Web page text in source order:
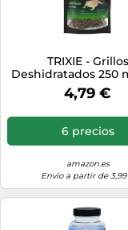
TRIXIE - Grillos
Deshidratados 250
para Reptiles,
Natural Rico en
para Lagartos,
Anfibios
4,79 €
6 precios
amazon.es
Envío a partir de